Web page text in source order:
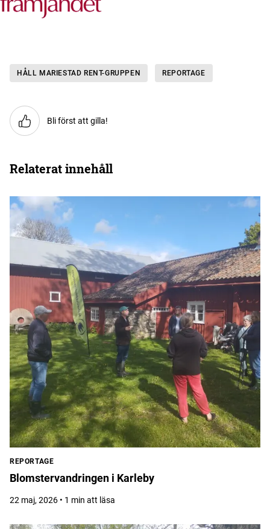
HÅLL MARIESTAD RENT-GRUPPEN REPORTAGE
Bli först att gilla!
Relaterat innehåll
REPORTAGE
Blomstervandringen i Karleby
22 maj, 2026 • 1 min att läsa